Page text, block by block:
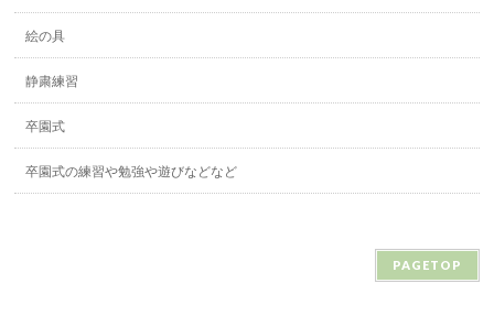
絵の具
静粛練習
卒園式
卒園式の練習や勉強や遊びなどなど
PAGETOP